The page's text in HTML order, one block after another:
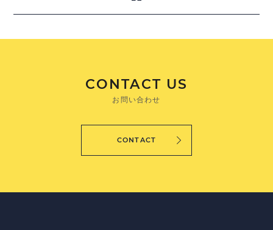
CONTACT US
お問い合わせ
CONTACT